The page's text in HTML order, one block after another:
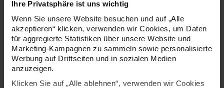
Ihre Privatsphäre ist uns wichtig
Wenn Sie unsere Website besuchen und auf „Alle
akzeptieren“ klicken, verwenden wir Cookies, um Daten
für aggregierte Statistiken über unsere Website und
Marketing-Kampagnen zu sammeln sowie personalisierte
Werbung auf Drittseiten und in sozialen Medien
anzuzeigen.
Klicken Sie auf „Alle ablehnen“, verwenden wir Cookies
einfach selbst an. Diese fünf Haarnadeln haben eine extra
Klebefläche für das Anbringen von Verzierungen aus UV
Resin oder Epoxidharz und werden im Handumdrehen zum
Eyecatcher.